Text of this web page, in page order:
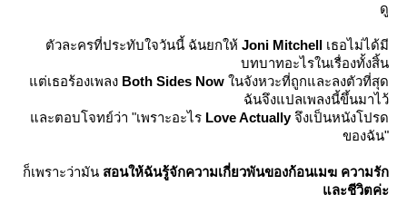
ดู
ตัวละครที่ประทับใจวันนี้ ฉันยกให้ Joni Mitchell เธอไม่ได้มี
บทบาทอะไรในเรื่องทั้งสิ้น
ต่เธอร้องเพลง Both Sides Now นจังหวะที่ถูกและลงตัวที่สุด
ฉันจึงแปลเพลงนี้ขึ้นมาไว้
ละตอบโจทย์ว่า "เพราะอะไร Love Actuallyจึงเป็นหนังโปรด
ของฉัน"
ก็เพราะว่ามัน สอนให้ฉันรู้จักความเกี่ยวพันของก้อนเมฆ ความรัก
ละชีวิตค่ะ